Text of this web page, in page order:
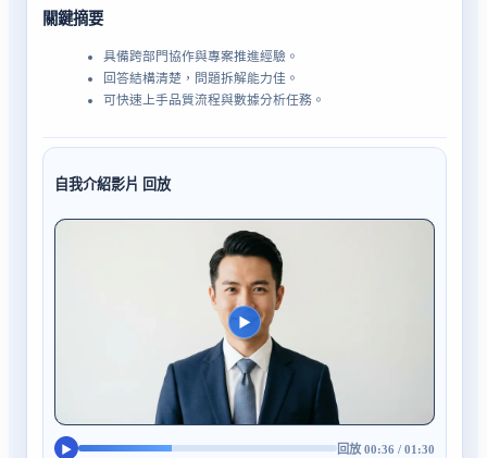
關鍵摘要
具備跨部門協作與專案推進經驗。
回答結構清楚，問題拆解能力佳。
可快速上手品質流程與數據分析任務。
自我介紹影片 回放
▶
▶ 回放 00:36 / 01:30